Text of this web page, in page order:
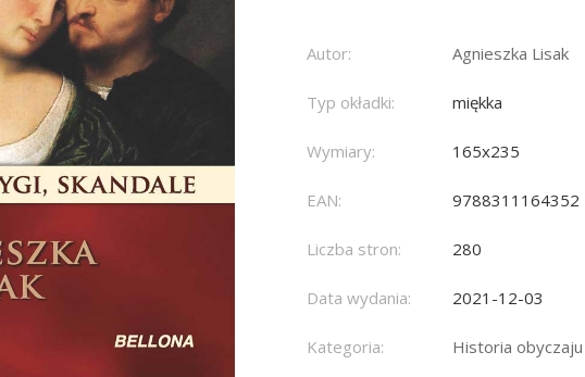
Autor: Agnieszka Lisak
Typ okładki: miękka
Wymiary: 165x235
EAN: 9788311164352
Liczba stron: 280
Data wydania: 2021-12-03
Kategoria: Historia obyczaju